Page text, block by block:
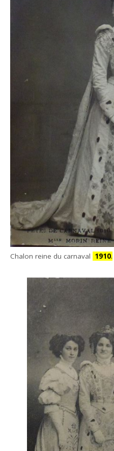
Chalon reine du carnaval 1910.